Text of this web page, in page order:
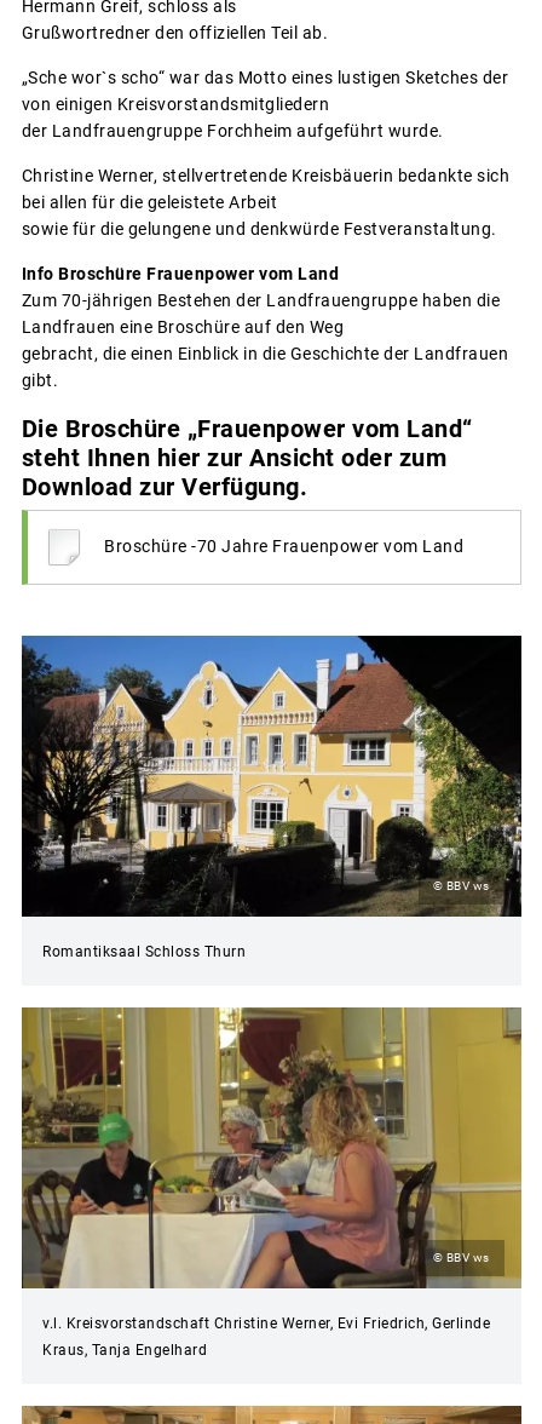
Hermann Greif, schloss als
Grußwortredner den offiziellen Teil ab.
„Sche wor`s scho“ war das Motto eines lustigen Sketches der
von einigen Kreisvorstandsmitgliedern
der Landfrauengruppe Forchheim aufgeführt wurde.
Christine Werner, stellvertretende Kreisbäuerin bedankte sich
bei allen für die geleistete Arbeit
sowie für die gelungene und denkwürde Festveranstaltung.
Info Broschüre Frauenpower vom Land
Zum 70-jährigen Bestehen der Landfrauengruppe haben die
Landfrauen eine Broschüre auf den Weg
gebracht, die einen Einblick in die Geschichte der Landfrauen
gibt.
Die Broschüre „Frauenpower vom Land“
steht Ihnen hier zur Ansicht oder zum
Download zur Verfügung.
Broschüre -70 Jahre Frauenpower vom Land
© BBV ws
Romantiksaal Schloss Thurn
© BBV ws
v.l. Kreisvorstandschaft Christine Werner, Evi Friedrich, Gerlinde
Kraus, Tanja Engelhard